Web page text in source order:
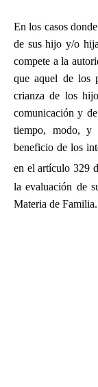
En los casos
de sus hijo y/o
compete a la
que aquel de los
crianza de los
comunicación y
tiempo, modo, y
beneficio de los
en el artículo 329
la evaluación de
Materia de Familia.